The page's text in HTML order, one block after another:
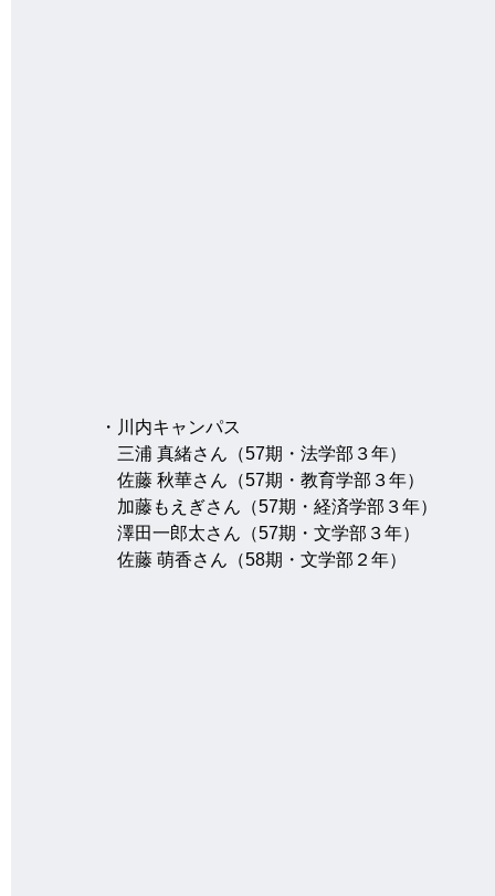
・川内キャンパス
三浦 真緒さん（57期・法学部３年）
佐藤 秋華さん（57期・教育学部３年）
加藤もえぎさん（57期・経済学部３年）
澤田一郎太さん（57期・文学部３年）
佐藤 萌香さん（58期・文学部２年）